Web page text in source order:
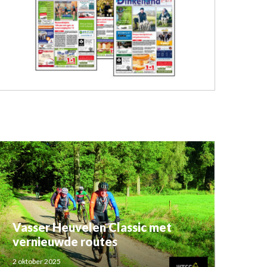
Vasser Heuvelen Classic met
vernieuwde routes
2 oktober 2025